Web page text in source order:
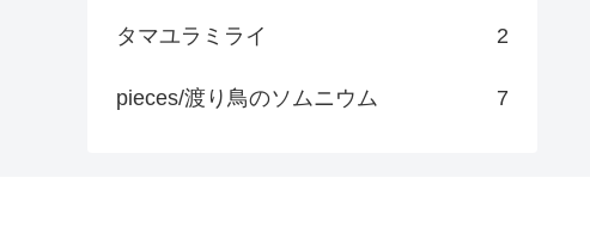
タマユラミライ 2
pieces/渡り鳥のソムニウム 7